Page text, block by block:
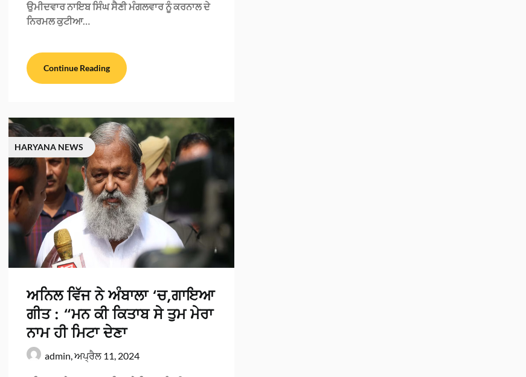
ਉਮੀਦਵਾਰ ਨਾਇਬ ਸਿੰਘ ਸੈਣੀ ਮੰਗਲਵਾਰ ਨੂੰ ਕਰਨਾਲ ਦੇ
ਨਿਰਮਲ ਕੁਟੀਆ…
Continue Reading
HARYANA NEWS
ਅਨਿਲ ਵਿੱਜ ਨੇ ਅੰਬਾਲਾ ‘ਚ,ਗਾਇਆ
ਗੀਤ : “ਮਨ ਕੀ ਕਿਤਾਬ ਸੇ ਤੁਮ ਮੇਰਾ
ਨਾਮ ਹੀ ਮਿਟਾ ਦੇਣਾ
admin,ਅਪ੍ਰੈਲ 11, 2024